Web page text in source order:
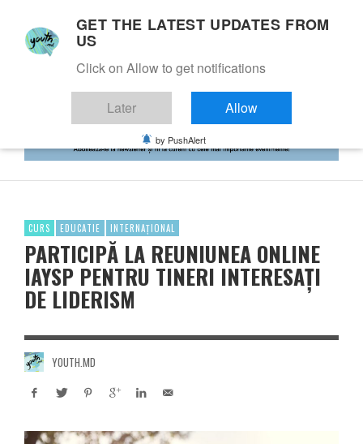
CURS EDUCATIE INTERNAȚIONAL
PARTICIPĂ LA REUNIUNEA ONLINE
IAYSP PENTRU TINERI INTERESAȚI
DE LIDERISM
YOUTH.MD
GET THE LATEST UPDATES FROM
US
Click on Allow to get notifications
Later Allow
by PushAlert